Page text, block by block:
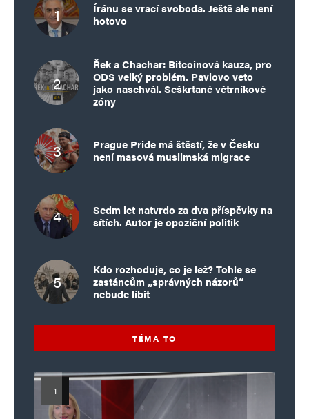
Íránu se vrací svoboda. Ještě ale není
hotovo
Řek a Chachar: Bitcoinová kauza, pro
ODS velký problém. Pavlovo veto
jako naschvál. Seškrtané větrníkové
zóny
Prague Pride má štěstí, že v Česku
není masová muslimská migrace
Sedm let natvrdo za dva příspěvky na
sítích. Autor je opoziční politik
Kdo rozhoduje, co je lež? Tohle se
zastáncům „správných názorů“
nebude líbit
TÉMA TO